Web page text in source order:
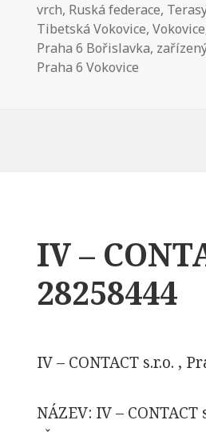
vrch, Ruská federace,
Tibetská Vokovice,Vokovice
Praha 6 Bořislavka,
Praha 6 Vokovice
IV –
28258444
IV – CONTACT s.r.o. ,
NÁZEV: IV – CONTACT